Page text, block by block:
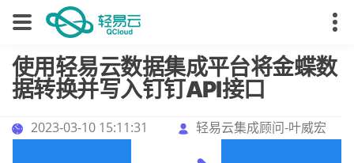
使用轻易云数据集成平台将金蝶数
据转换并写入钉钉API接口
2023-03-10 15:11:31 轻易云集成顾问-叶威宏